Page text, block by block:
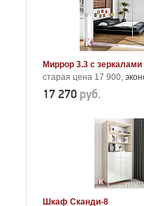
Миррор 3.3 с
старая цена 17 900,
17 270 руб.
Шкаф Сканди-8